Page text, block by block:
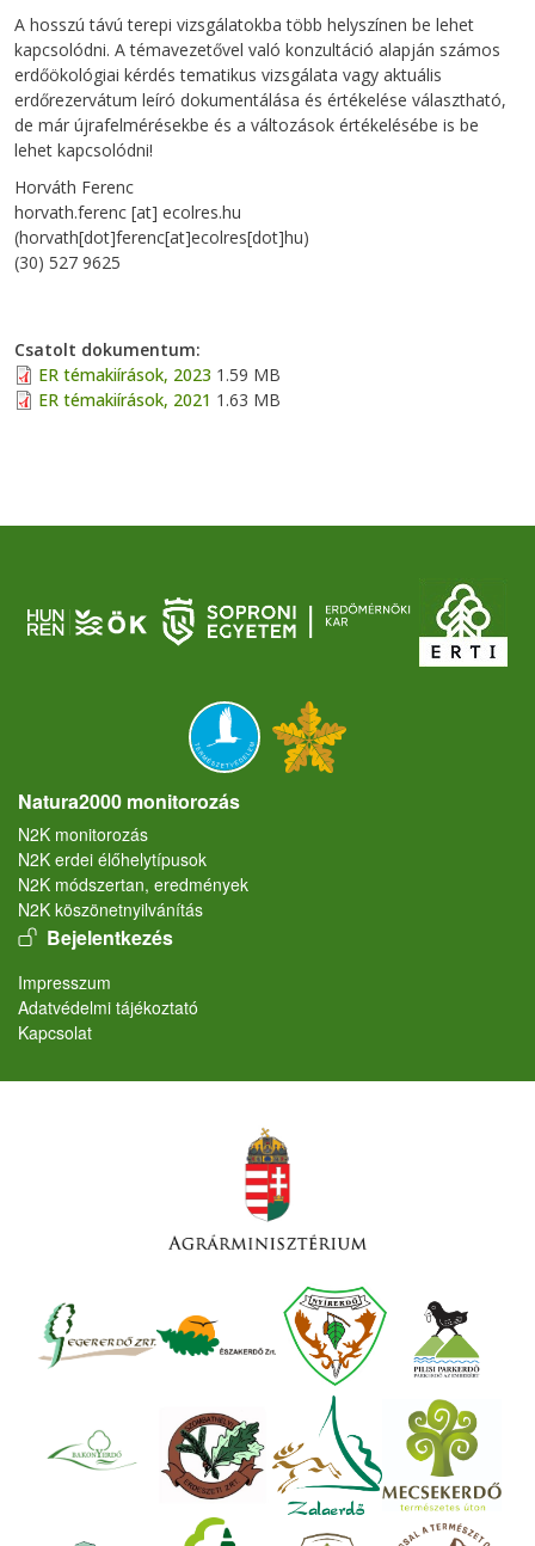
A hosszú távú terepi vizsgálatokba több helyszínen be lehet
kapcsolódni. A témavezetővel való konzultáció alapján számos
erdőökológiai kérdés tematikus vizsgálata vagy aktuális
erdőrezervátum leíró dokumentálása és értékelése választható,
de már újrafelmérésekbe és a változások értékelésébe is be
lehet kapcsolódni!
Horváth Ferenc
horvath.ferenc [at] ecolres.hu
(horvath[dot]ferenc[at]ecolres[dot]hu)
(30) 527 9625
Csatolt dokumentum
ER témakiírások, 2023 1.59 MB
ER témakiírások, 2021 1.63 MB
Natura2000 monitorozás
N2K monitorozás
N2K erdei élőhelytípusok
N2K módszertan, eredmények
N2K köszönetnyilvánítás
User account menu
Bejelentkezés
Lábléc
Impresszum
Adatvédelmi tájékoztató
Kapcsolat